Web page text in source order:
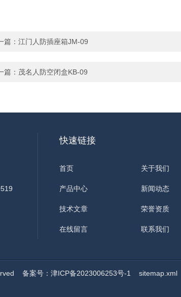
篇： 江门人防插座箱JM-09
篇： 茂名人防空闭盒KB-09
快速链接
首页 关于我们
产品中心 新闻动态
技术文章 荣誉资质
在线留言 联系我们
备案号：津ICP备2023006253号-1 sitemap.xml